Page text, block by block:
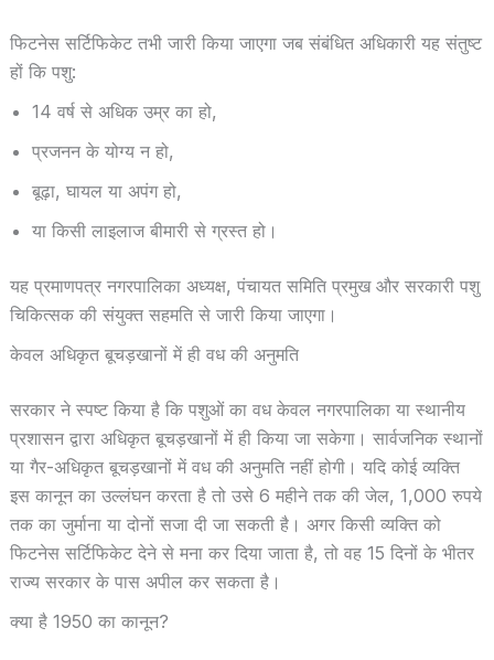
फिटनेस सर्टिफिकेट तभी जारी किया जाएगा जब संबंधित अधिकारी यह संतुष्ट
हों कि पशु:
14 वर्ष से अधिक उम्र का हो,
प्रजनन के योग्य न हो,
बूढ़ा, घायल या अपंग हो,
या किसी लाइलाज बीमारी से ग्रस्त हो।
यह प्रमाणपत्र नगरपालिका अध्यक्ष, पंचायत समिति प्रमुख और सरकारी पशु
चिकित्सक की संयुक्त सहमति से जारी किया जाएगा।
केवल अधिकृत बूचड़खानों में ही वध की अनुमति
सरकार ने स्पष्ट किया है कि पशुओं का वध केवल नगरपालिका या स्थानीय
प्रशासन द्वारा अधिकृत बूचड़खानों में ही किया जा सकेगा। सार्वजनिक स्थानों
या गैर-अधिकृत बूचड़खानों में वध की अनुमति नहीं होगी। यदि कोई व्यक्ति
इस कानून का उल्लंघन करता है तो उसे 6 महीने तक की जेल, 1,000 रुपये
तक का जुर्माना या दोनों सजा दी जा सकती है। अगर किसी व्यक्ति को
फिटनेस सर्टिफिकेट देने से मना कर दिया जाता है, तो वह 15 दिनों के भीतर
राज्य सरकार के पास अपील कर सकता है।
क्या है 1950 का कानून?